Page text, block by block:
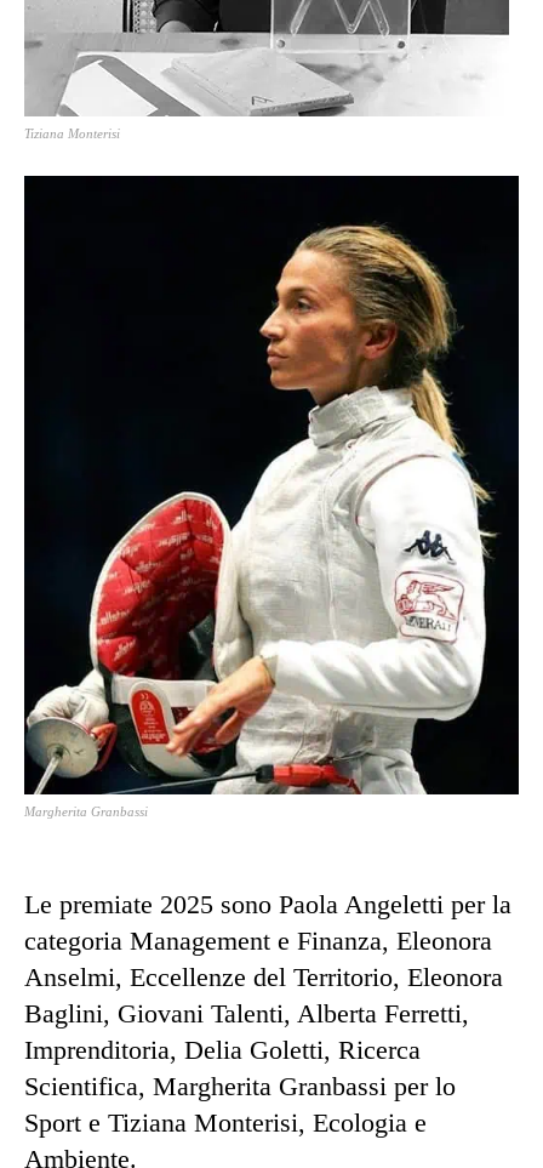
Tiziana Monterisi
Margherita Granbassi
Le premiate 2025 sono Paola Angeletti per la
categoria Management e Finanza, Eleonora
Anselmi, Eccellenze del Territorio, Eleonora
Baglini, Giovani Talenti, Alberta Ferretti,
Imprenditoria, Delia Goletti, Ricerca
Scientifica, Margherita Granbassi per lo
Sport e Tiziana Monterisi, Ecologia e
Ambiente.